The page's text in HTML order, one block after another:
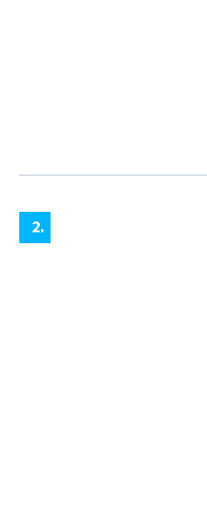
2.